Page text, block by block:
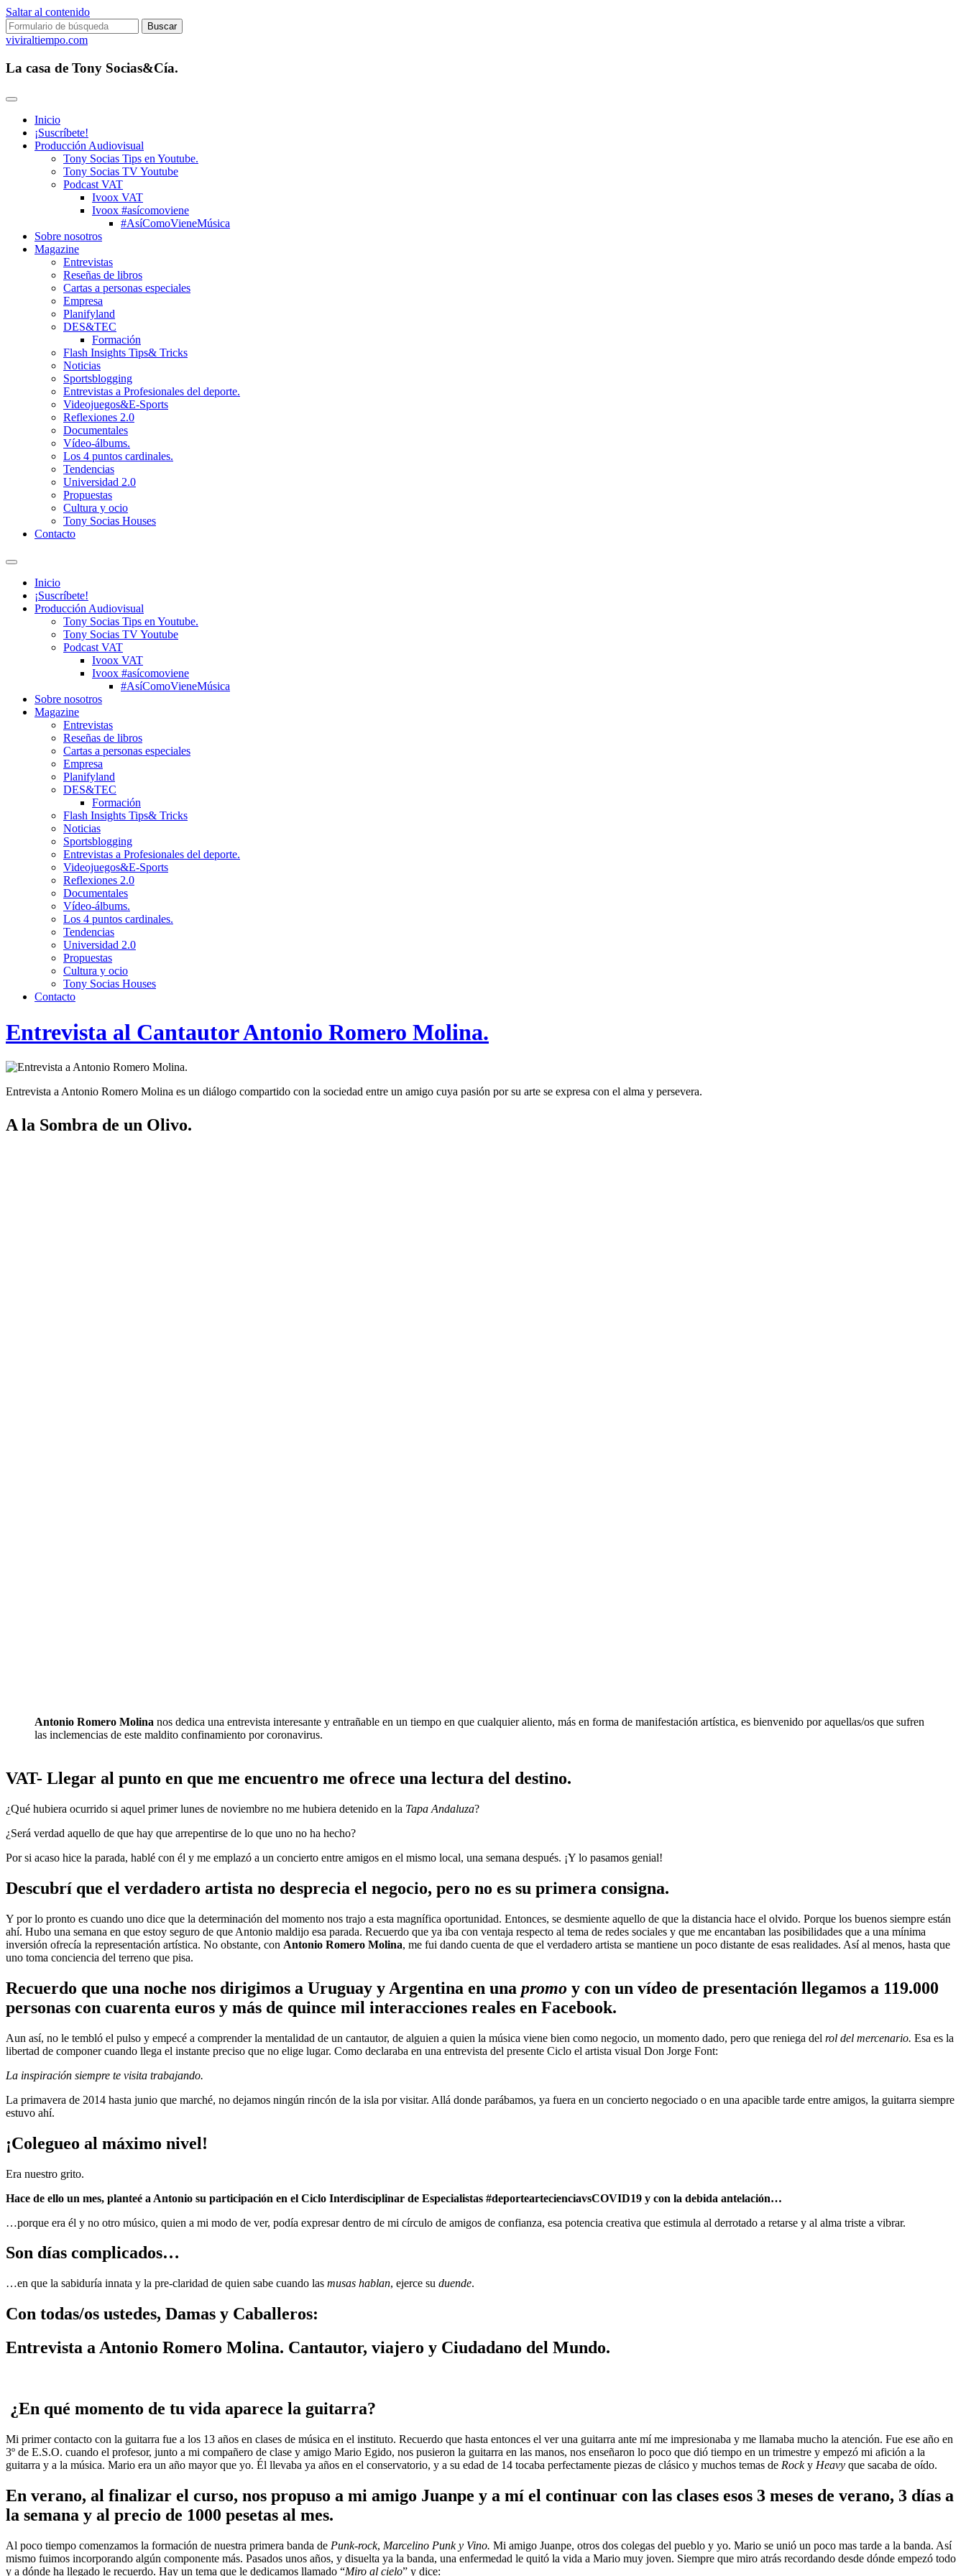
Saltar al contenido
Buscar:
viviraltiempo.com
La casa de Tony Socias&Cía.
Inicio
¡Suscríbete!
Producción Audiovisual
Tony Socias Tips en Youtube.
Tony Socias TV Youtube
Podcast VAT
Ivoox VAT
Ivoox #asícomoviene
#AsíComoVieneMúsica
Sobre nosotros
Magazine
Entrevistas
Reseñas de libros
Cartas a personas especiales
Empresa
Planifyland
DES&TEC
Formación
Flash Insights Tips& Tricks
Noticias
Sportsblogging
Entrevistas a Profesionales del deporte.
Videojuegos&E-Sports
Reflexiones 2.0
Documentales
Vídeo-álbums.
Los 4 puntos cardinales.
Tendencias
Universidad 2.0
Propuestas
Cultura y ocio
Tony Socias Houses
Contacto
Alternar
campo
búsqueda
Inicio
¡Suscríbete!
Producción Audiovisual
Tony Socias Tips en Youtube.
Tony Socias TV Youtube
Podcast VAT
Ivoox VAT
Ivoox #asícomoviene
#AsíComoVieneMúsica
Sobre nosotros
Magazine
Entrevistas
Reseñas de libros
Cartas a personas especiales
Empresa
Planifyland
DES&TEC
Formación
Flash Insights Tips& Tricks
Noticias
Sportsblogging
Entrevistas a Profesionales del deporte.
Videojuegos&E-Sports
Reflexiones 2.0
Documentales
Vídeo-álbums.
Los 4 puntos cardinales.
Tendencias
Universidad 2.0
Propuestas
Cultura y ocio
Tony Socias Houses
Contacto
Entrevista al Cantautor Antonio Romero Molina.
Entrevista a Antonio Romero Molina es un diálogo compartido con la sociedad entre un amigo cuya pasión por su arte se expresa con el alma y persevera.
A la Sombra de un Olivo.
Antonio Romero Molina nos dedica una entrevista interesante y entrañable en un tiempo en que cualquier aliento, más en forma de manifestación artística, es bienvenido por aquellas/os que sufren
las inclemencias de este maldito confinamiento por coronavirus.
VAT- Llegar al punto en que me encuentro me ofrece una lectura del destino.
¿Qué hubiera ocurrido si aquel primer lunes de noviembre no me hubiera detenido en la Tapa Andaluza?
¿Será verdad aquello de que hay que arrepentirse de lo que uno no ha hecho?
Por si acaso hice la parada, hablé con él y me emplazó a un concierto entre amigos en el mismo local, una semana después. ¡Y lo pasamos genial!
Descubrí que el verdadero artista no desprecia el negocio, pero no es su primera consigna.
Y por lo pronto es cuando uno dice que la determinación del momento nos trajo a esta magnífica oportunidad. Entonces, se desmiente aquello de que la distancia hace el olvido. Porque los buenos siempre están
ahí. Hubo una semana en que estoy seguro de que Antonio maldijo esa parada. Recuerdo que ya iba con ventaja respecto al tema de redes sociales y que me encantaban las posibilidades que a una mínima
inversión ofrecía la representación artística. No obstante, con Antonio Romero Molina, me fui dando cuenta de que el verdadero artista se mantiene un poco distante de esas realidades. Así al menos, hasta que
uno toma conciencia del terreno que pisa.
Recuerdo que una noche nos dirigimos a Uruguay y Argentina en una promo y con un vídeo de presentación llegamos a 119.000
personas con cuarenta euros y más de quince mil interacciones reales en Facebook.
Aun así, no le tembló el pulso y empecé a comprender la mentalidad de un cantautor, de alguien a quien la música viene bien como negocio, un momento dado, pero que reniega del rol del mercenario. Esa es la
libertad de componer cuando llega el instante preciso que no elige lugar. Como declaraba en una entrevista del presente Ciclo el artista visual Don Jorge Font:
La inspiración siempre te visita trabajando.
La primavera de 2014 hasta junio que marché, no dejamos ningún rincón de la isla por visitar. Allá donde parábamos, ya fuera en un concierto negociado o en una apacible tarde entre amigos, la guitarra siempre
estuvo ahí.
¡Colegueo al máximo nivel!
Era nuestro grito.
Hace de ello un mes, planteé a Antonio su participación en el Ciclo Interdisciplinar de Especialistas #deporteartecienciavsCOVID19 y con la debida antelación…
…porque era él y no otro músico, quien a mi modo de ver, podía expresar dentro de mi círculo de amigos de confianza, esa potencia creativa que estimula al derrotado a retarse y al alma triste a vibrar.
Son días complicados…
…en que la sabiduría innata y la pre-claridad de quien sabe cuando las musas hablan, ejerce su duende.
Con todas/os ustedes, Damas y Caballeros:
Entrevista a Antonio Romero Molina. Cantautor, viajero y Ciudadano del Mundo.
¿En qué momento de tu vida aparece la guitarra?
Mi primer contacto con la guitarra fue a los 13 años en clases de música en el instituto. Recuerdo que hasta entonces el ver una guitarra ante mí me impresionaba y me llamaba mucho la atención. Fue ese año en
3º de E.S.O. cuando el profesor, junto a mi compañero de clase y amigo Mario Egido, nos pusieron la guitarra en las manos, nos enseñaron lo poco que dió tiempo en un trimestre y empezó mi afición a la
guitarra y a la música. Mario era un año mayor que yo. Él llevaba ya años en el conservatorio, y a su edad de 14 tocaba perfectamente piezas de clásico y muchos temas de Rocky Heavy que sacaba de oído.
En verano, al finalizar el curso, nos propuso a mi amigo Juanpe y a mí el continuar con las clases esos 3 meses de verano, 3 días a
la semana y al precio de 1000 pesetas al mes.
Al poco tiempo comenzamos la formación de nuestra primera banda de Punk-rock, Marcelino Punk y Vino. Mi amigo Juanpe, otros dos colegas del pueblo y yo. Mario se unió un poco mas tarde a la banda. Así
mismo fuimos incorporando algún componente más. Pasados unos años, y disuelta ya la banda, una enfermedad le quitó la vida a Mario muy joven. Siempre que miro atrás recordando desde dónde empezó todo
y a dónde ha llegado le recuerdo. Hay un tema que le dedicamos llamado “Miro al cielo” y dice: